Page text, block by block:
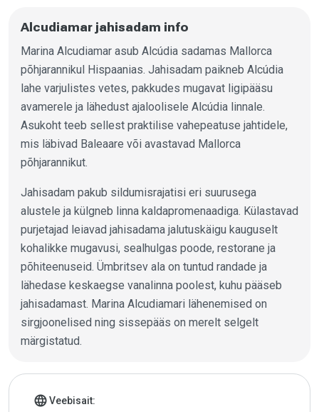
Alcudiamar jahisadam info
Marina Alcudiamar asub Alcúdia sadamas Mallorca
põhjarannikul Hispaanias. Jahisadam paikneb Alcúdia
lahe varjulistes vetes, pakkudes mugavat ligipääsu
avamerele ja lähedust ajaloolisele Alcúdia linnale.
Asukoht teeb sellest praktilise vahepeatuse jahtidele,
mis läbivad Baleaare või avastavad Mallorca
põhjarannikut.
Jahisadam pakub sildumisrajatisi eri suurusega
alustele ja külgneb linna kaldapromenaadiga. Külastavad
purjetajad leiavad jahisadama jalutuskäigu kauguselt
kohalikke mugavusi, sealhulgas poode, restorane ja
põhiteenuseid. Ümbritsev ala on tuntud randade ja
lähedase keskaegse vanalinna poolest, kuhu pääseb
jahisadamast. Marina Alcudiamari lähenemised on
sirgjoonelised ning sissepääs on merelt selgelt
märgistatud.
Jahtsadama andmed
languageVeebisait: